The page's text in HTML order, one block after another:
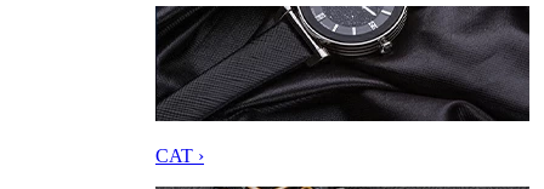
CAT ›